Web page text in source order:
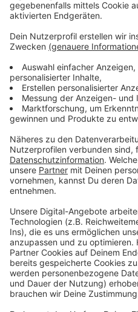
Niederlassungsleiter der
„Mit der ersten Müller-
schließen wir zudem eine
Pendlern und Besuchern
zugutekommt.“
Anzeige
Das Sortiment des
Mitarbeitern und fast 900
umfasst Produkte aus
und Parfümerie über
Schreibwaren bis hin zu
Büchern. Der Schwerpunkt
der Nahversorgung liegen,
Pendlern, Anwohnern und
schnell und bequem
Anzeige